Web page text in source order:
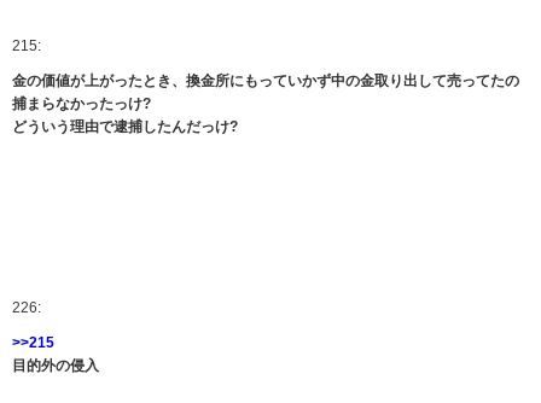
215:
金の価値が上がったとき、換金所にもっていかず中の金取り出して売ってたの
捕まらなかったっけ?
どういう理由で逮捕したんだっけ?
226:
>>215
目的外の侵入